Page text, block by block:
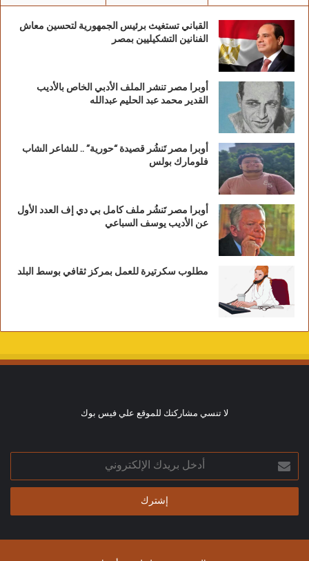
القباني تستغيث برئيس الجمهورية لتحسين معاش
الفنانين التشكيليين بمصر
أوبرا مصر تنشر الملف الأدبي الخاص بالأديب
القدير محمد عبد الحليم عبدالله
أوبرا مصر تَنشُر قصيدة “حورية” .. للشاعر الشاب
فلومارك بولس
أوبرا مصر تَنشُر ملف كامل بي دي إف العدد الأول
عن الأديب يوسف السباعي
مطلوب سكرتيرة للعمل بمركز ثقافي بوسط البلد
لا تنسي مشاركتك للموقع علي فيس بوك
أدخل
بريدك
الإلكتروني